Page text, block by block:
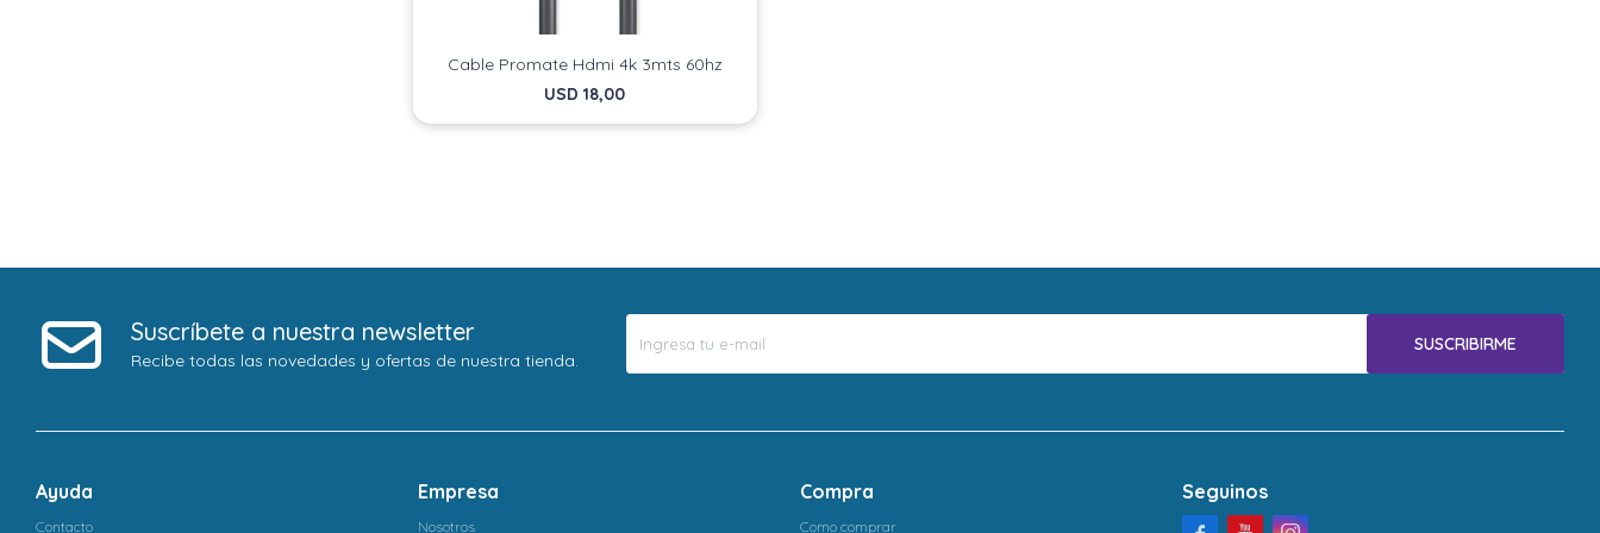
Cable Promate Hdmi 4k 3mts 60hz
USD 18,00
Suscríbete a nuestra newsletter
Recibe todas las novedades y ofertas de nuestra tienda.
SUSCRIBIRME
Ayuda
Contacto
Empresa
Nosotros
Compra
Como comprar
Seguinos